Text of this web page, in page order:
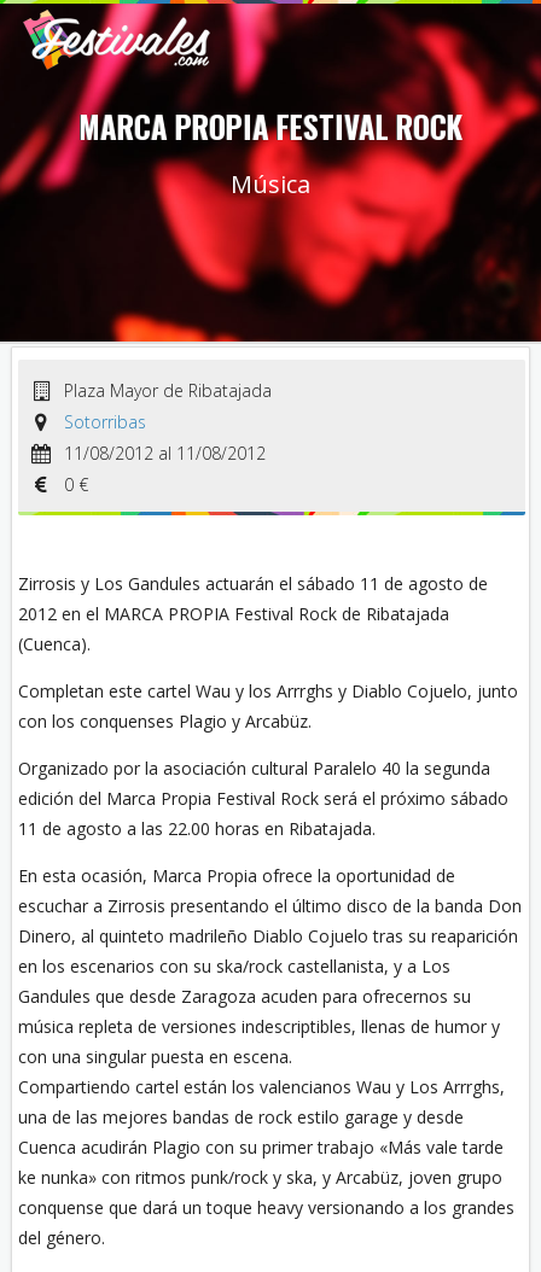
MARCA PROPIA FESTIVAL ROCK
Música
Plaza Mayor de Ribatajada
Sotorribas
11/08/2012 al 11/08/2012
0 €
Zirrosis y Los Gandules actuarán el sábado 11 de agosto de
2012 en el MARCA PROPIA Festival Rock de Ribatajada
(Cuenca).
Completan este cartel Wau y los Arrrghs y Diablo Cojuelo, junto
con los conquenses Plagio y Arcabüz.
Organizado por la asociación cultural Paralelo 40 la segunda
edición del Marca Propia Festival Rock será el próximo sábado
11 de agosto a las 22.00 horas en Ribatajada.
En esta ocasión, Marca Propia ofrece la oportunidad de
escuchar a Zirrosis presentando el último disco de la banda Don
Dinero, al quinteto madrileño Diablo Cojuelo tras su reaparición
en los escenarios con su ska/rock castellanista, y a Los
Gandules que desde Zaragoza acuden para ofrecernos su
música repleta de versiones indescriptibles, llenas de humor y
con una singular puesta en escena.
Compartiendo cartel están los valencianos Wau y Los Arrrghs,
una de las mejores bandas de rock estilo garage y desde
Cuenca acudirán Plagio con su primer trabajo «Más vale tarde
ke nunka» con ritmos punk/rock y ska, y Arcabüz, joven grupo
conquense que dará un toque heavy versionando a los grandes
del género.